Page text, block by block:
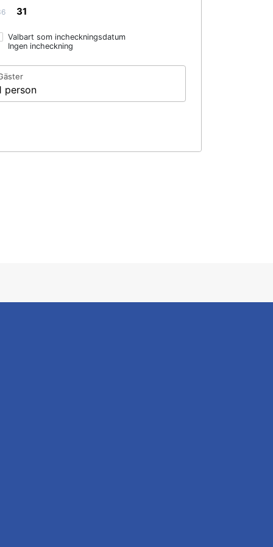
31
Valbart som incheckningsdatum
Ingen incheckning
person